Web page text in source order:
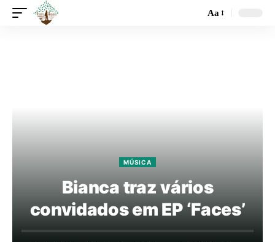
Aa
MÚSICA
Bianca traz vários
convidados em EP ‘Faces’